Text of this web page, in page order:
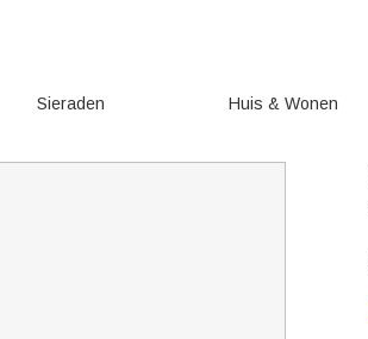
Sieraden Huis & Wonen